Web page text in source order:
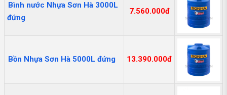
Bình nước Nhựa Sơn Hà 3000L
đứng
7.560.000đ
Bồn Nhựa Sơn Hà 5000L đứng 13.390.000đ